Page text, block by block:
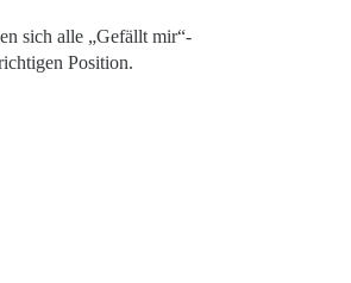
sich alle „Gefällt mir“-
Position.